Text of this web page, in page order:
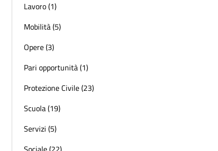
Lavoro (1)
Mobilità (5)
Opere (3)
Pari opportunità (1)
Protezione Civile (23)
Scuola (19)
Servizi (5)